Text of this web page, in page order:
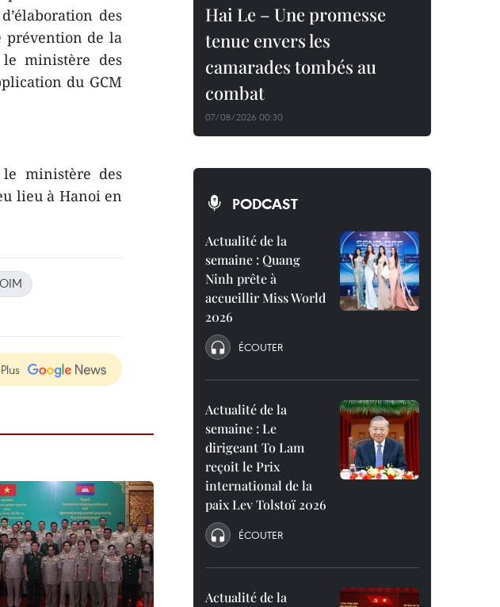
des
prévention de la
ministère des
du GCM
ministère des
lieu à Hanoi en
Hai Le – Une promesse
tenue envers les
camarades tombés au
combat
07/08/2026 00:30
PODCAST
Actualité de la
semaine : Quang
Ninh prête à
accueillir Miss World
2026
ÉCOUTER
Actualité de la
semaine : Le
dirigeant To Lam
reçoit le Prix
international de la
paix Lev Tolstoï 2026
ÉCOUTER
Actualité de la